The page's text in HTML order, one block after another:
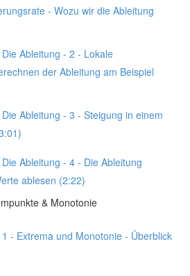
- Wozu wir die Ableitung
Ableitung - 2 - Lokale
der Ableitung am Beispiel
Ableitung - 3 - Steigung in einem
Ableitung - 4 - Die Ableitung
ablesen (2:22)
& Monotonie
- Extrema und Monotonie - Überblick